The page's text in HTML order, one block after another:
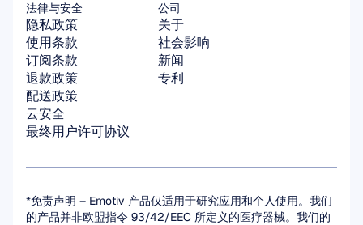
公司
关于
社会影响
新闻
专利
法律与安全
隐私政策
使用条款
订阅条款
退款政策
配送政策
云安全
最终用户许可协议
*免责声明 – Emotiv 产品仅适用于研究应用和个人使用。我们
的产品并非欧盟指令 93/42/EEC 所定义的医疗器械。我们的